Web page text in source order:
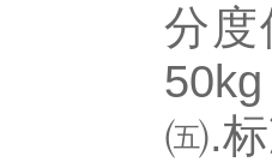
分度
50kg
㈤.